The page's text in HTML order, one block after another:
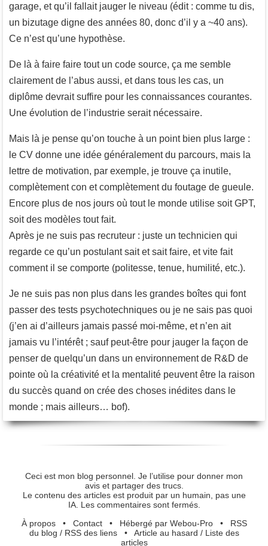
garage, et qu’il fallait jauger le niveau (édit : comme tu dis,
un bizutage digne des années 80, donc d’il y a ~40 ans).
Ce n’est qu’une hypothèse.
De là à faire faire tout un code source, ça me semble
clairement de l’abus aussi, et dans tous les cas, un
diplôme devrait suffire pour les connaissances courantes.
Une évolution de l’industrie serait nécessaire.
Mais là je pense qu’on touche à un point bien plus large :
le CV donne une idée généralement du parcours, mais la
lettre de motivation, par exemple, je trouve ça inutile,
complètement con et complètement du foutage de gueule.
Encore plus de nos jours où tout le monde utilise soit GPT,
soit des modèles tout fait.
Après je ne suis pas recruteur : juste un technicien qui
regarde ce qu’un postulant sait et sait faire, et vite fait
comment il se comporte (politesse, tenue, humilité, etc.).
Je ne suis pas non plus dans les grandes boîtes qui font
passer des tests psychotechniques ou je ne sais pas quoi
(j’en ai d’ailleurs jamais passé moi-même, et n’en ait
jamais vu l’intérêt ; sauf peut-être pour jauger la façon de
penser de quelqu’un dans un environnement de R&D de
pointe où la créativité et la mentalité peuvent être la raison
du succès quand on crée des choses inédites dans le
monde ; mais ailleurs… bof).
Ceci est mon blog personnel. Je l’utilise pour donner mon
avis et partager des trucs.
Le contenu des articles est produit par un humain, pas une
IA. Les commentaires sont fermés.
À propos• Contact• Hébergé par Webou-Pro• RSS
du blog / RSS des liens• Article au hasard / Liste des
articles